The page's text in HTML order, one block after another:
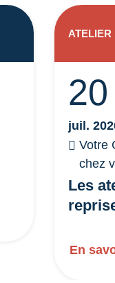
Les
20
juil.
Votre
chez
En
ATELIER